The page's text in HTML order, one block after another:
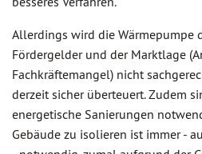
Allerdings wird die Wärmepumpe
Fördergelder und der Marktlage
Fachkräftemangel) nicht
derzeit sicher überteuert. Zudem
energetische Sanierungen
Gebäude zu isolieren ist immer -